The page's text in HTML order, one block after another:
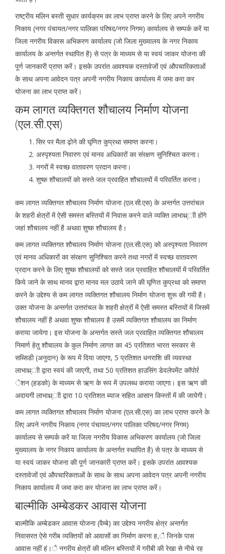
राष्ट्रीय मलिन बस्ती सुधार कार्यक्रम का लाभ प्राप्त करने के लिए अपने नगरीय
निकाय (नगर पंचायत/नगर पालिका परिषद/नगर निगम) कार्यालय से सम्पर्क करें या
जिला नगरीय विकास अभिकरण कार्यालय (जो जिला मुख्यालय के नगर निकाय
कार्यालय के अन्तर्गत स्थापित है) से पत्र के माध्यम से या स्वयं जाकर योजना की
पूर्ण जानकारी प्राप्त करें। इसके उपरांत आवश्यक दस्तावेजों एवं औपचारिकताओं
के साथ अपना आवेदन पत्र अपनी नगरीय निकाय कार्यालय में जमा करा कर
योजना का लाभ प्राप्त करें।
कम लागत व्यक्तिगत शौचालय निर्माण योजना
(एल.सी.एस)
सिर पर मैला ढ़ोने की घृणित कुप्रथा समाप्त करना।
अस्पृश्यता निवारण एवं मानव अधिकारों का संरक्षण सुनिश्चित करना।
नगरों में स्वच्छ वातावरण प्रदान करना।
शुष्क शौचालयों को सस्ते जल प्रवाहित शौचालयों में परिवर्तित करना।
कम लागत व्यक्तिगत शौचालय निर्माण योजना (एल.सी.एस) के अन्तर्गत उत्तरांचल
के शहरी क्षेत्रों में ऐसी समस्त बस्तियों में निवास करने वाले व्यक्ति लाभाथ्र्ाी होंगे
जहां शौचालय नहीं है अथवा शुष्क शौचालय है।
कम लागत व्यक्तिगत शौचालय निर्माण योजना (एल.सी.एस) को अस्पृश्यता निवारण
एवं मानव अधिकारों का संरक्षण सुनिश्चित करने तथा नगरों में स्वच्छ वातावरण
प्रदान करने के लिए शुष्क शौचालयों को सस्ते जल प्रवाहित शौचालयों में परिवर्तित
किये जाने के साथ मानव द्वारा मानव मल उठाये जाने की घृणित कुप्रथा को समाप्त
करने के उद्देश्य से कम लागत व्यक्तिगत शौचालय निर्माण योजना शुरू की गयी है।
उक्त योजना के अन्तर्गत उत्तरांचल के शहरी क्षेत्रों में ऐसी समस्त बस्तियों में जिसमें
शौचालय नहीं है अथवा शुष्क शौचालय है उसमें व्यक्तिगत शौचालय का निर्माण
कराया जायेगा। इस योजना के अन्तर्गत सस्ते जल प्रवाहित व्यक्तिगत शौचालय
निमार्ण हेतु शौचालय के कुल निर्माण लागत का 45 प्रतिशत भारत सरकार से
सब्सिडी (अनुदान) के रूप में दिया जाएगा, 5 प्रतिशत धनराशि की व्यवस्था
लाभाथ्र्ाी द्वारा स्वयं की जाएगी, तथा 50 प्रतिशत हाउसिंग डेवलेपमेंट कॉपोर्र
ेशन (हडको) के माध्यम से ऋण के रूप में उपलब्ध कराया जाएगा। इस ऋण की
अदायगी लाभाथ्र्ाी द्वारा 10 प्रतिशत ब्याज सहित आसान किस्तों में की जायेगी।
कम लागत व्यक्तिगत शौचालय निर्माण योजना (एल.सी.एस) का लाभ प्राप्त करने के
लिए अपने नगरीय निकाय (नगर पंचायत/नगर पालिका परिषद/नगर निगम)
कार्यालय से सम्पर्क करें या जिला नगरीय विकास अभिकरण कार्यालय (जो जिला
मुख्यालय के नगर निकाय कार्यालय के अन्तर्गत स्थापित है) से पत्र के माध्यम से
या स्वयं जाकर योजना की पूर्ण जानकारी प्राप्त करें। इसके उपरांत आवश्यक
दस्तावेजों एवं औपचारिकताओं के साथ के साथ अपना आवेदन पत्र अपनी नगरीय
निकाय कार्यालय में जमा करा कर योजना का लाभ प्राप्त करें।
बाल्मीकि अम्बेडकर आवास योजना
बाल्मीकि अम्बेडकर आवास योजना (वैम्बे) का उद्देश्य नगरीय क्षेत्र अन्तर्गत
निवासरत ऐसे गरीब व्यक्तियों को आवासों का निर्माण करना ह,ै जिनके पास
आवास नहीं हं।ै नगरीय क्षेत्रों की मलिन बस्तियों में गरीबी की रेखा से नीचे रह